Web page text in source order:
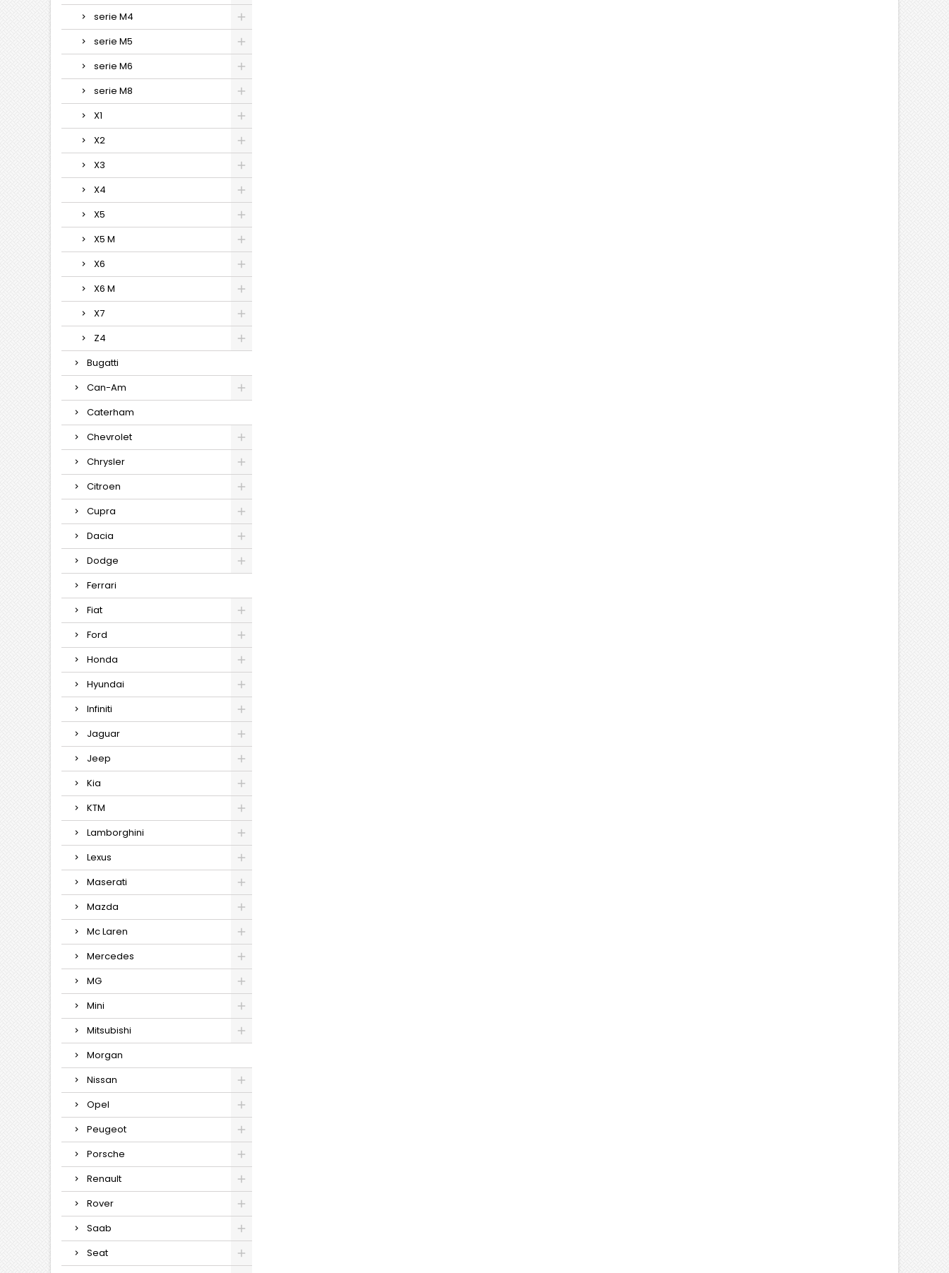
serie M4
serie M5
serie M6
serie M8
X1
X2
X3
X4
X5
X5 M
X6
X6 M
X7
Z4
Bugatti
Can-Am
Caterham
Chevrolet
Chrysler
Citroen
Cupra
Dacia
Dodge
Ferrari
Fiat
Ford
Honda
Hyundai
Infiniti
Jaguar
Jeep
Kia
KTM
Lamborghini
Lexus
Maserati
Mazda
Mc Laren
Mercedes
MG
Mini
Mitsubishi
Morgan
Nissan
Opel
Peugeot
Porsche
Renault
Rover
Saab
Seat